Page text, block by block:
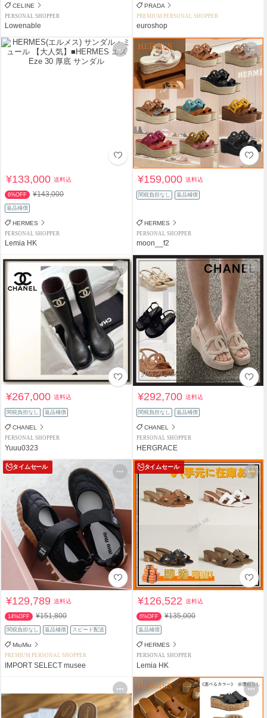
CELINE
PERSONAL SHOPPER
Lowenable
PRADA
PREMIUM PERSONAL SHOPPER
euroshop
¥133,000送料込
6%OFF ¥143,000
返品補償
HERMES
PERSONAL SHOPPER
Lemia HK
¥159,000送料込
関税負担なし 返品補償
HERMES
PERSONAL SHOPPER
moon__f2
¥267,000送料込
関税負担なし 返品補償
CHANEL
PERSONAL SHOPPER
Yuuu0323
¥292,700送料込
関税負担なし 返品補償
CHANEL
PERSONAL SHOPPER
HERGRACE
タイムセール
¥129,789送料込
14%OFF ¥151,800
関税負担なし 返品補償 スピード配送
MiuMiu
PREMIUM PERSONAL SHOPPER
IMPORT SELECT musee
タイムセール
¥126,522送料込
6%OFF ¥135,000
返品補償
HERMES
PERSONAL SHOPPER
Lemia HK